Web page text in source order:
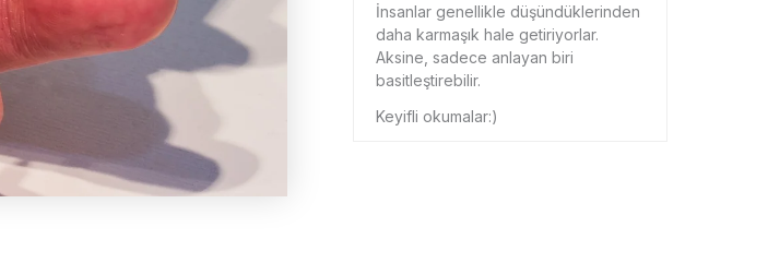
İnsanlar genellikle düşündüklerinden
daha karmaşık hale getiriyorlar.
Aksine, sadece anlayan biri
basitleştirebilir.
Keyifli okumalar:)